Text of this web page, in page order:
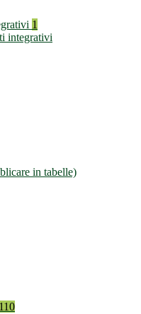
1
integrativi
in tabelle)
110